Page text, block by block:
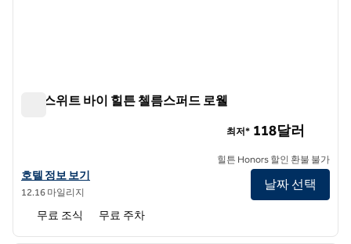
홈2 스위트 바이 힐튼 첼름스퍼드 로웰
홈2 스위트 바이 힐튼 첼름스퍼드 로웰의 호텔 정보 보기
호텔 정보 보기
12.16 마일리지
최저* 118달러
힐튼 Honors 할인 환불 불가
날짜 선택
무료 조식 무료 주차